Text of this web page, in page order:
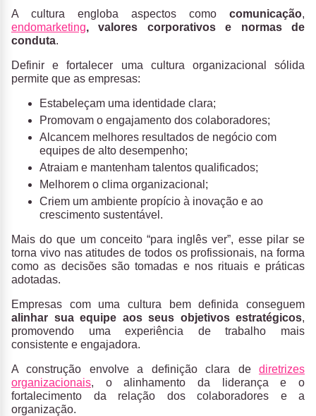
A cultura engloba aspectos como comunicação,
endomarketing, valores corporativos e normas de
conduta.
Definir e fortalecer uma cultura organizacional sólida
permite que as empresas:
Estabeleçam uma identidade clara;
Promovam o engajamento dos colaboradores;
Alcancem melhores resultados de negócio com
equipes de alto desempenho;
Atraiam e mantenham talentos qualificados;
Melhorem o clima organizacional;
Criem um ambiente propício à inovação e ao
crescimento sustentável.
Mais do que um conceito “para inglês ver”, esse pilar se
torna vivo nas atitudes de todos os profissionais, na forma
como as decisões são tomadas e nos rituais e práticas
adotadas.
Empresas com uma cultura bem definida conseguem
alinhar sua equipe aos seus objetivos estratégicos,
promovendo uma experiência de trabalho mais
consistente e engajadora.
A construção envolve a definição clara de diretrizes
organizacionais, o alinhamento da liderança e o
fortalecimento da relação dos colaboradores e a
organização.